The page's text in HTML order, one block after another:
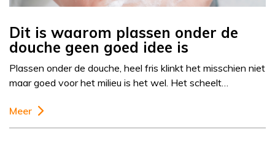
Dit is waarom plassen onder de
douche geen goed idee is
Plassen onder de douche, heel fris klinkt het misschien niet
maar goed voor het milieu is het wel. Het scheelt…
Meer